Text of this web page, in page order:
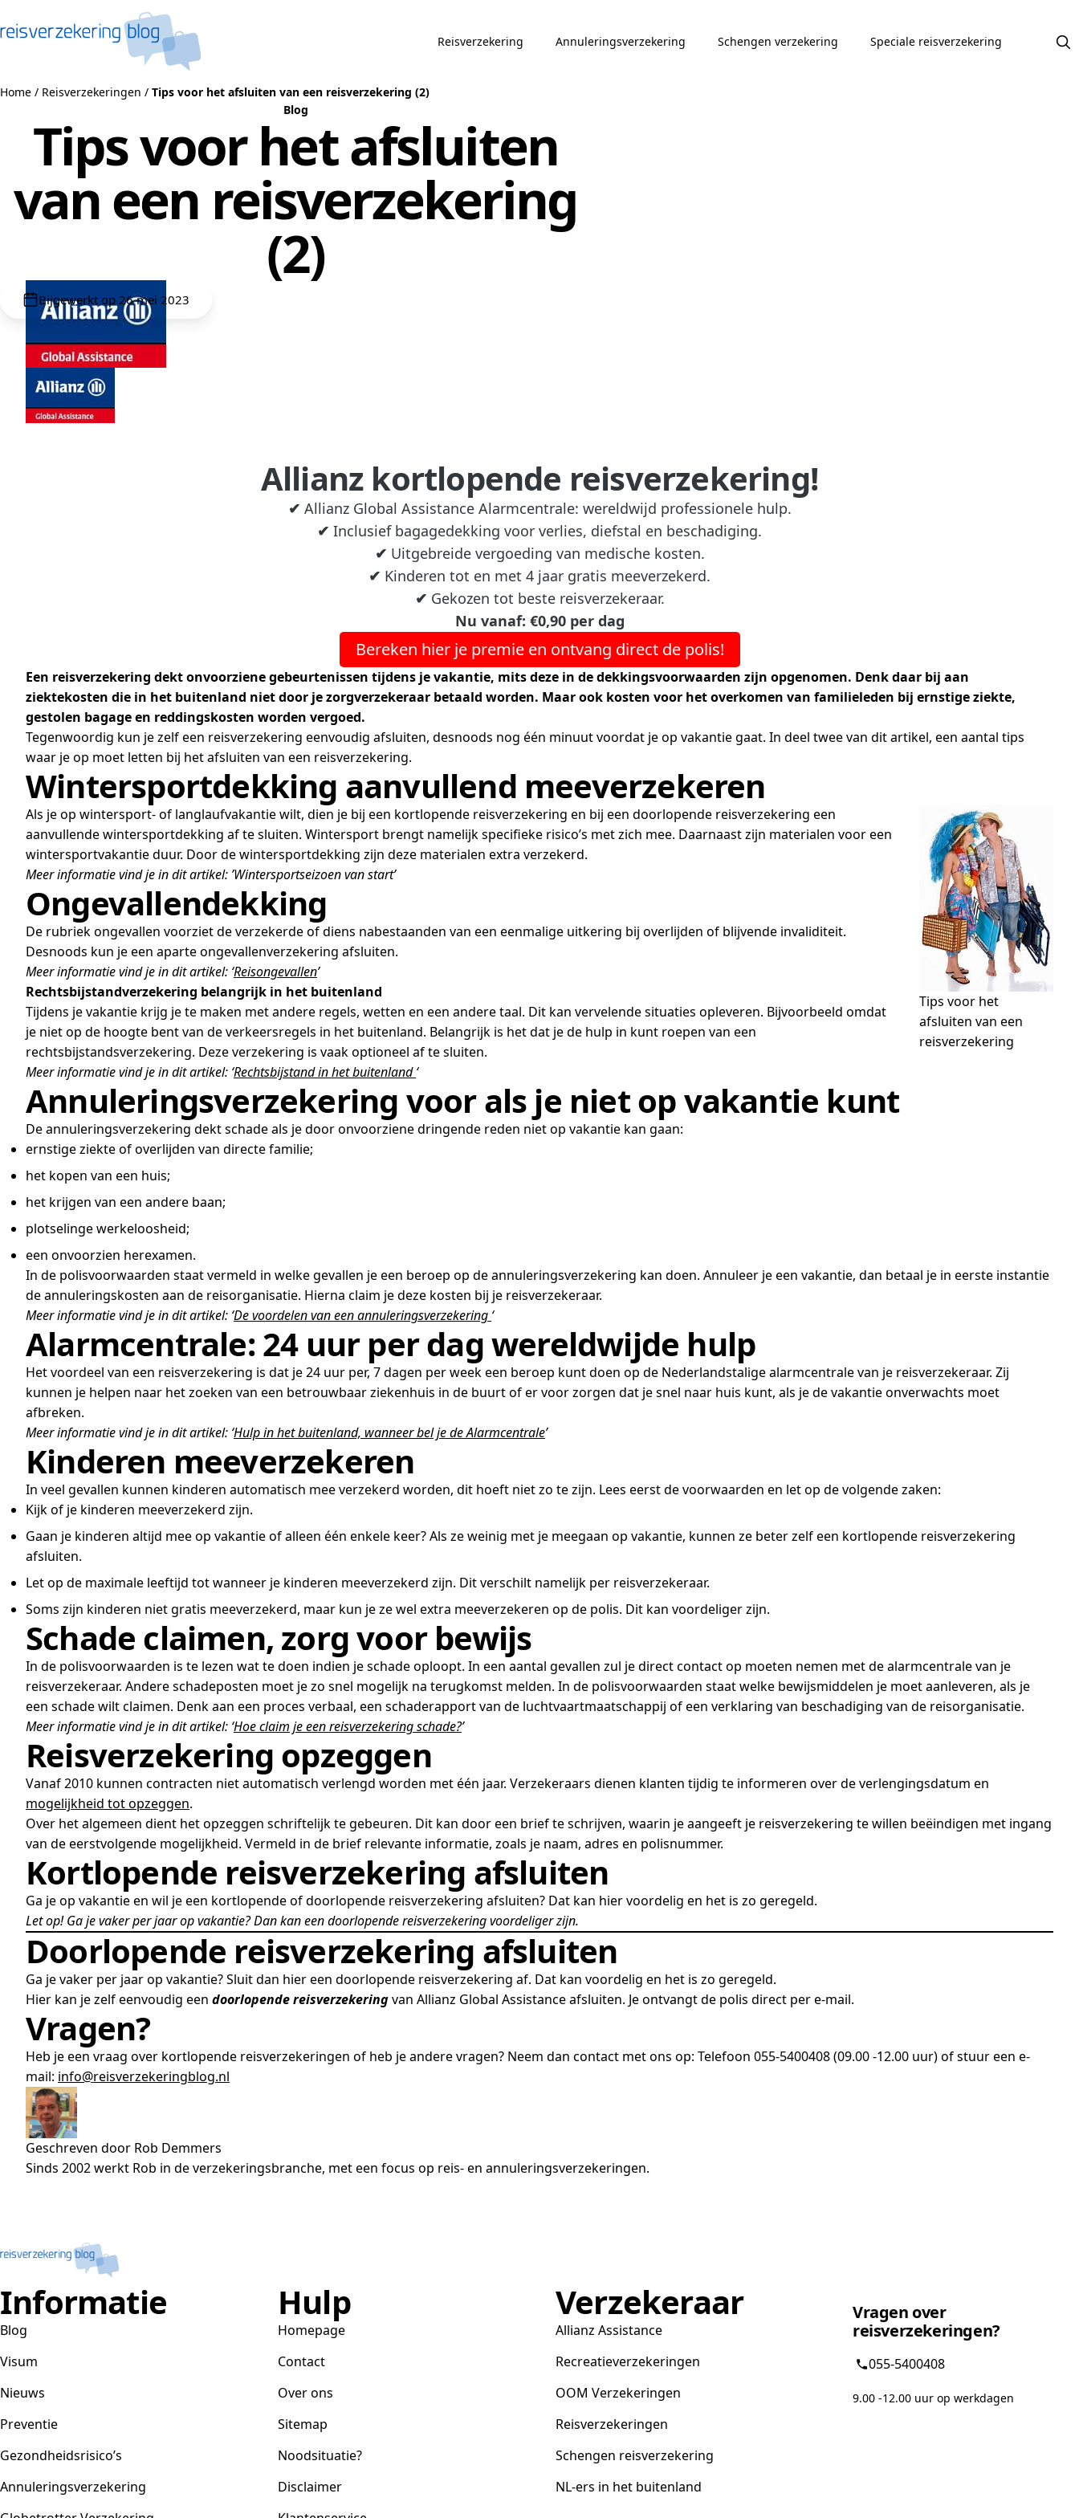
Reisverzekering Annuleringsverzekering Schengen verzekering Speciale reisverzekering
Home / Reisverzekeringen / Tips voor het afsluiten van een reisverzekering (2)
Blog
Tips voor het afsluiten
van een reisverzekering
(2)
Bijgewerkt op 26 mei 2023
Allianz kortlopende reisverzekering!
✔ Allianz Global Assistance Alarmcentrale: wereldwijd professionele hulp.
✔ Inclusief bagagedekking voor verlies, diefstal en beschadiging.
✔ Uitgebreide vergoeding van medische kosten.
✔ Kinderen tot en met 4 jaar gratis meeverzekerd.
✔ Gekozen tot beste reisverzekeraar.
Nu vanaf: €0,90 per dag
Bereken hier je premie en ontvang direct de polis!
Een reisverzekering dekt onvoorziene gebeurtenissen tijdens je vakantie, mits deze in de dekkingsvoorwaarden zijn opgenomen. Denk daar bij aan
ziektekosten die in het buitenland niet door je zorgverzekeraar betaald worden. Maar ook kosten voor het overkomen van familieleden bij ernstige ziekte,
gestolen bagage en reddingskosten worden vergoed.
Tegenwoordig kun je zelf een reisverzekering eenvoudig afsluiten, desnoods nog één minuut voordat je op vakantie gaat. In deel twee van dit artikel, een aantal tips
waar je op moet letten bij het afsluiten van een reisverzekering.
Wintersportdekking aanvullend meeverzekeren
Tips voor het
afsluiten van een
reisverzekering
Als je op wintersport- of langlaufvakantie wilt, dien je bij een kortlopende reisverzekering en bij een doorlopende reisverzekering een
aanvullende wintersportdekking af te sluiten. Wintersport brengt namelijk specifieke risico’s met zich mee. Daarnaast zijn materialen voor een
wintersportvakantie duur. Door de wintersportdekking zijn deze materialen extra verzekerd.
Meer informatie vind je in dit artikel: ’Wintersportseizoen van start’
Ongevallendekking
De rubriek ongevallen voorziet de verzekerde of diens nabestaanden van een eenmalige uitkering bij overlijden of blijvende invaliditeit.
Desnoods kun je een aparte ongevallenverzekering afsluiten.
Meer informatie vind je in dit artikel: ‘Reisongevallen’
Rechtsbijstandverzekering belangrijk in het buitenland
Tijdens je vakantie krijg je te maken met andere regels, wetten en een andere taal. Dit kan vervelende situaties opleveren. Bijvoorbeeld omdat
je niet op de hoogte bent van de verkeersregels in het buitenland. Belangrijk is het dat je de hulp in kunt roepen van een
rechtsbijstandsverzekering. Deze verzekering is vaak optioneel af te sluiten.
Meer informatie vind je in dit artikel: ‘Rechtsbijstand in het buitenland‘
Annuleringsverzekering voor als je niet op vakantie kunt
De annuleringsverzekering dekt schade als je door onvoorziene dringende reden niet op vakantie kan gaan:
ernstige ziekte of overlijden van directe familie;
het kopen van een huis;
het krijgen van een andere baan;
plotselinge werkeloosheid;
een onvoorzien herexamen.
In de polisvoorwaarden staat vermeld in welke gevallen je een beroep op de annuleringsverzekering kan doen. Annuleer je een vakantie, dan betaal je in eerste instantie
de annuleringskosten aan de reisorganisatie. Hierna claim je deze kosten bij je reisverzekeraar.
Meer informatie vind je in dit artikel: ‘De voordelen van een annuleringsverzekering ‘
Alarmcentrale: 24 uur per dag wereldwijde hulp
Het voordeel van een reisverzekering is dat je 24 uur per, 7 dagen per week een beroep kunt doen op de Nederlandstalige alarmcentrale van je reisverzekeraar. Zij
kunnen je helpen naar het zoeken van een betrouwbaar ziekenhuis in de buurt of er voor zorgen dat je snel naar huis kunt, als je de vakantie onverwachts moet
afbreken.
Meer informatie vind je in dit artikel: ‘Hulp in het buitenland, wanneer bel je de Alarmcentrale’
Kinderen meeverzekeren
In veel gevallen kunnen kinderen automatisch mee verzekerd worden, dit hoeft niet zo te zijn. Lees eerst de voorwaarden en let op de volgende zaken:
Kijk of je kinderen meeverzekerd zijn.
Gaan je kinderen altijd mee op vakantie of alleen één enkele keer? Als ze weinig met je meegaan op vakantie, kunnen ze beter zelf een kortlopende reisverzekering
afsluiten.
Let op de maximale leeftijd tot wanneer je kinderen meeverzekerd zijn. Dit verschilt namelijk per reisverzekeraar.
Soms zijn kinderen niet gratis meeverzekerd, maar kun je ze wel extra meeverzekeren op de polis. Dit kan voordeliger zijn.
Schade claimen, zorg voor bewijs
In de polisvoorwaarden is te lezen wat te doen indien je schade oploopt. In een aantal gevallen zul je direct contact op moeten nemen met de alarmcentrale van je
reisverzekeraar. Andere schadeposten moet je zo snel mogelijk na terugkomst melden. In de polisvoorwaarden staat welke bewijsmiddelen je moet aanleveren, als je
een schade wilt claimen. Denk aan een proces verbaal, een schaderapport van de luchtvaartmaatschappij of een verklaring van beschadiging van de reisorganisatie.
Meer informatie vind je in dit artikel: ‘Hoe claim je een reisverzekering schade?’
Reisverzekering opzeggen
Vanaf 2010 kunnen contracten niet automatisch verlengd worden met één jaar. Verzekeraars dienen klanten tijdig te informeren over de verlengingsdatum en
mogelijkheid tot opzeggen.
Over het algemeen dient het opzeggen schriftelijk te gebeuren. Dit kan door een brief te schrijven, waarin je aangeeft je reisverzekering te willen beëindigen met ingang
van de eerstvolgende mogelijkheid. Vermeld in de brief relevante informatie, zoals je naam, adres en polisnummer.
Kortlopende reisverzekering afsluiten
Ga je op vakantie en wil je een kortlopende of doorlopende reisverzekering afsluiten? Dat kan hier voordelig en het is zo geregeld.
Let op! Ga je vaker per jaar op vakantie? Dan kan een doorlopende reisverzekering voordeliger zijn.
Doorlopende reisverzekering afsluiten
Ga je vaker per jaar op vakantie? Sluit dan hier een doorlopende reisverzekering af. Dat kan voordelig en het is zo geregeld.
Hier kan je zelf eenvoudig een doorlopende reisverzekeringvan Allianz Global Assistance afsluiten. Je ontvangt de polis direct per e-mail.
Vragen?
Heb je een vraag over kortlopende reisverzekeringen of heb je andere vragen? Neem dan contact met ons op: Telefoon 055-5400408 (09.00 -12.00 uur) of stuur een e-
mail: info@reisverzekeringblog.nl
Geschreven door Rob Demmers
Sinds 2002 werkt Rob in de verzekeringsbranche, met een focus op reis- en annuleringsverzekeringen.
Informatie
Blog
Visum
Nieuws
Preventie
Gezondheidsrisico’s
Annuleringsverzekering
Hulp
Homepage
Contact
Over ons
Sitemap
Noodsituatie?
Disclaimer
Verzekeraar
Allianz Assistance
Recreatieverzekeringen
OOM Verzekeringen
Reisverzekeringen
Schengen reisverzekering
NL-ers in het buitenland
Vragen over
reisverzekeringen?
055-5400408
9.00 -12.00 uur op werkdagen